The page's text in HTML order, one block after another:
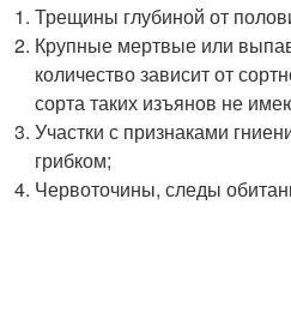
Трещины глубиной от
Крупные мертвые или
количество зависит от
сорта таких изъянов не
Участки с признаками
грибком;
Червоточины, следы